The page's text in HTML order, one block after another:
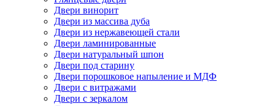
Двери винорит
Двери из массива дуба
Двери из нержавеющей стали
Двери ламинированные
Двери натуральный шпон
Двери под старину
Двери порошковое напыление и МДФ
Двери с витражами
Двери с зеркалом